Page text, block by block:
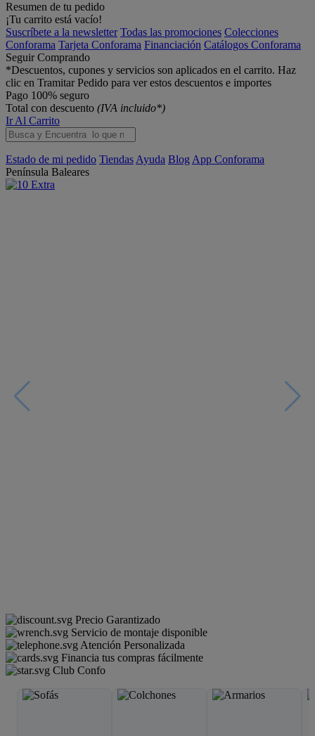
Resumen de tu pedido
¡Tu carrito está vacío!
Suscríbete a la newsletter Todas las promociones Colecciones
Conforama Tarjeta Conforama Financiación Catálogos Conforama
Seguir Comprando
*Descuentos, cupones y servicios son aplicados en el carrito. Haz
clic en Tramitar Pedido para ver estos descuentos e importes
Pago 100% seguro
Total con descuento (IVA incluido*)
Ir Al Carrito
Estado de mi pedido Tiendas Ayuda Blog App Conforama
Península Baleares
Precio Garantizado
Servicio de montaje disponible
Atención Personalizada
Financia tus compras fácilmente
Club Confo